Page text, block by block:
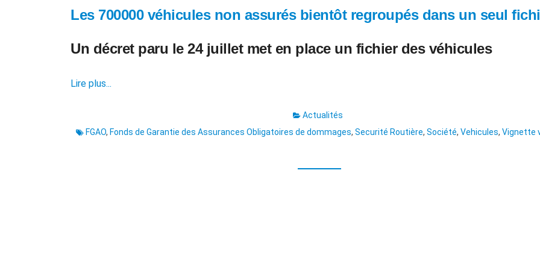
Les 700000 véhicules non assurés bientôt regroupés dans un seul
Un décret paru le 24 juillet met en place un fichier des véhicules
Lire plus...
Actualités
FGAO, Fonds de Garantie des Assurances Obligatoires de dommages, Securité Routière, Société, Vehicules, Vignette